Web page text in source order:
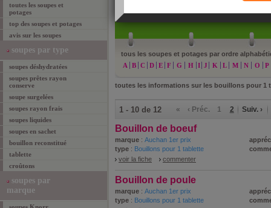
toutes les soupes et
potages
top des soupes et potages
avis sur les soupes
soupes par type
soupes déshydratées
soupes prêtes rayon
conserve
soupe surgelées
soupes rayon frais
soupes liquides
soupes en sachet
bouillon reconstitué
tablette
croûtons
soupes par
marque
tous les soupes et potages par ordre
A
B C D E F G H I J K L M N O P
toutes les informations sur les bouillons pour 1
1 - 10 de 12 « ‹ Préc. 1 2 Suiv. ›
Bouillon de boeuf
marque : Auchan 1er prix
type : Bouillons pour 1 tablette
voir la fiche
commenter
Bouillon de poule
marque : Auchan 1er prix
type : Bouillons pour 1 tablette